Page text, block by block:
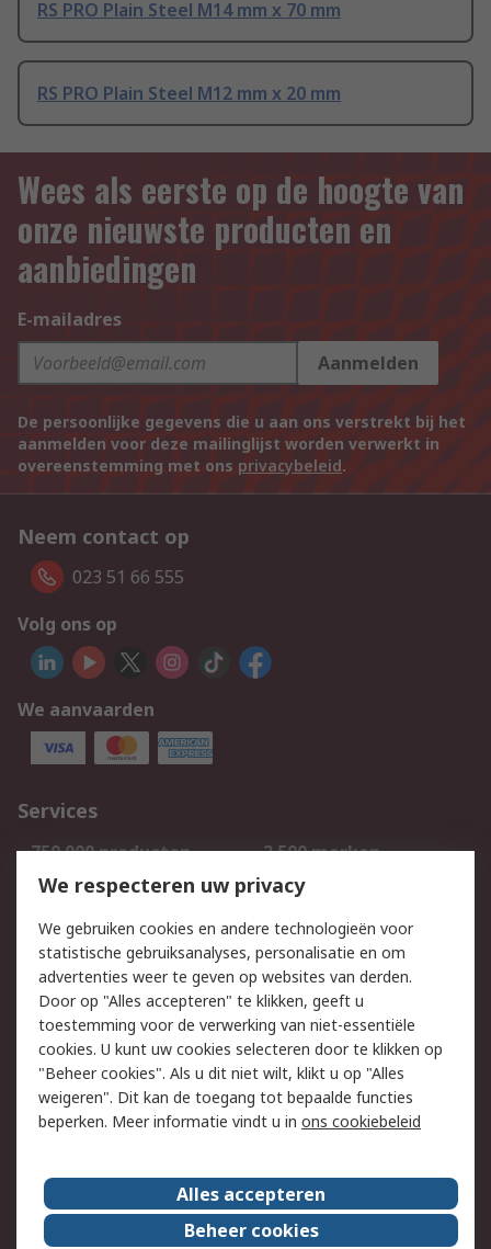
RS PRO Plain Steel M14 mm x 70 mm
RS PRO Plain Steel M12 mm x 20 mm
Wees als eerste op de hoogte van
onze nieuwste producten en
aanbiedingen
E-mailadres
Aanmelden
De persoonlijke gegevens die u aan ons verstrekt bij het
aanmelden voor deze mailinglijst worden verwerkt in
overeenstemming met ons privacybeleid.
Neem contact op
023 51 66 555
Volg ons op
We aanvaarden
Services
750.000 producten
2.500 merken
Bestellen
Inkoopoplossingen
Track & Trace
Wettelijk
Cookiebeleid
Email veiligheid
Privacybeleid
Websitevoorwaarden
Algemene
verkoopvoorwaarden
Over RS
RS Group
Over ons
We respecteren uw privacy
We gebruiken cookies en andere technologieën voor
statistische gebruiksanalyses, personalisatie en om
advertenties weer te geven op websites van derden.
Door op "Alles accepteren" te klikken, geeft u
toestemming voor de verwerking van niet-essentiële
cookies. U kunt uw cookies selecteren door te klikken op
"Beheer cookies". Als u dit niet wilt, klikt u op "Alles
weigeren". Dit kan de toegang tot bepaalde functies
beperken. Meer informatie vindt u in ons cookiebeleid
Alles accepteren
Beheer cookies